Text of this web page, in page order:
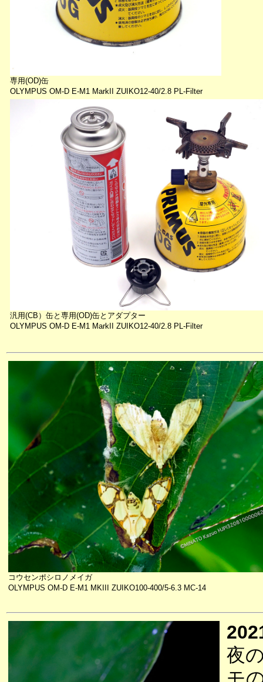
専用(OD)缶
OLYMPUS OM-D E-M1 MarkII ZUIKO12-40/2.8 PL-Filter
汎用(CB）缶と専用(OD)缶とアダプター
OLYMPUS OM-D E-M1 MarkII ZUIKO12-40/2.8 PL-Filter
コウセンポシロノメイガ
OLYMPUS OM-D E-M1 MKIII ZUIKO100-400/5-6.3 MC-14
夜